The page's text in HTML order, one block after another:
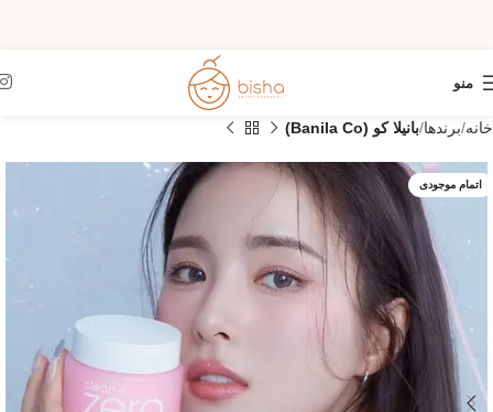
منو
خانه برندها بانیلا کو (Banila Co)
اتمام موجودی